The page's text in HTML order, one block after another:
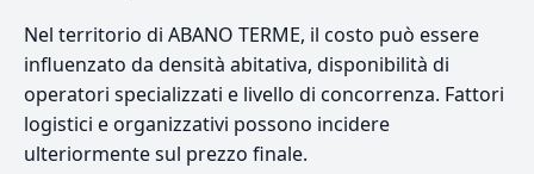
Nel territorio di ABANO TERME, il costo può essere
influenzato da densità abitativa, disponibilità di
operatori specializzati e livello di concorrenza. Fattori
logistici e organizzativi possono incidere
ulteriormente sul prezzo finale.